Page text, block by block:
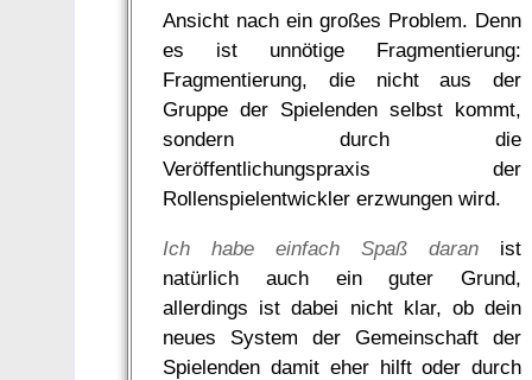
Ansicht nach ein großes Problem. Denn
es ist unnötige Fragmentierung:
Fragmentierung, die nicht aus der
Gruppe der Spielenden selbst kommt,
sondern durch die
Veröffentlichungspraxis der
Rollenspielentwickler erzwungen wird.
Ich habe einfach Spaß daran ist
natürlich auch ein guter Grund,
allerdings ist dabei nicht klar, ob dein
neues System der Gemeinschaft der
Spielenden damit eher hilft oder durch